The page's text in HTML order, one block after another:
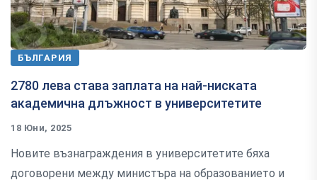
БЪЛГАРИЯ
2780 лева става заплата на най-ниската
академична длъжност в университетите
18 Юни, 2025
Новите възнаграждения в университетите бяха
договорени между министъра на образованието и